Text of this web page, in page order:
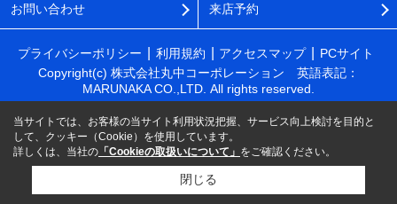
お問い合わせ 来店予約
プライバシーポリシー 利用規約 アクセスマップ
PCサイト
Copyright(c) 株式会社丸中コーポレーション 英語表記：
MARUNAKA CO.,LTD. All rights reserved.
当サイトでは、お客様の当サイト利用状況把握、サービス向上検討を目的と
して、クッキー（Cookie）を使用しています。
詳しくは、当社の 「Cookieの取扱いについて」 をご確認ください。
閉じる